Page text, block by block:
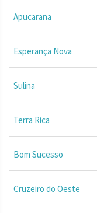
Apucarana
Esperança Nova
Sulina
Terra Rica
Bom Sucesso
Cruzeiro do Oeste